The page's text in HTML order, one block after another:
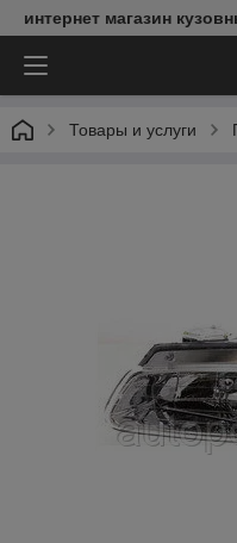
интернет магазин
Товары и услуги